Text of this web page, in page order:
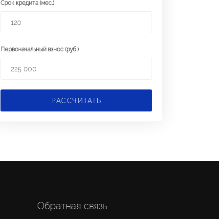
Срок кредита (мес.)
Первоначальный взнос (руб.)
РАССЧИТАТЬ
Обратная связь